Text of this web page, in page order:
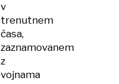
v
trenutnem
časa,
zaznamovanem
z
vojnama